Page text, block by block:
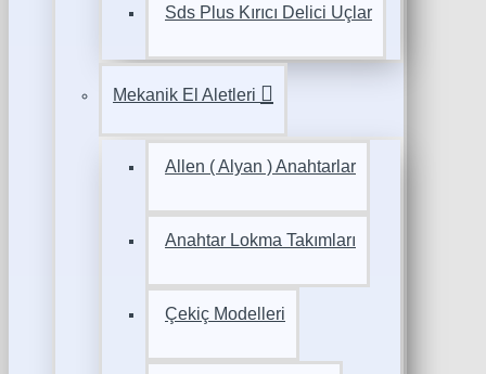
Sds Plus Kırıcı Delici Uçlar
Mekanik El Aletleri
Allen ( Alyan ) Anahtarlar
Anahtar Lokma Takımları
Çekiç Modelleri